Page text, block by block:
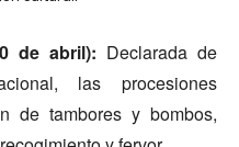
de abril): Declarada de
las procesiones
de tambores y bombos,